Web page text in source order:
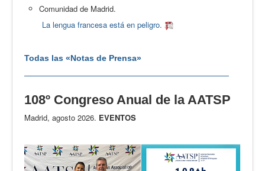
Comunidad de Madrid.
La lengua francesa está en peligro.
Todas las «Notas de Prensa»
108º Congreso Anual de la AATSP
Madrid, agosto 2026. EVENTOS